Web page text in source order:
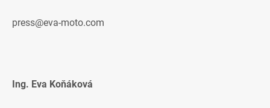
press@eva-moto.com
Ing. Eva Koňáková